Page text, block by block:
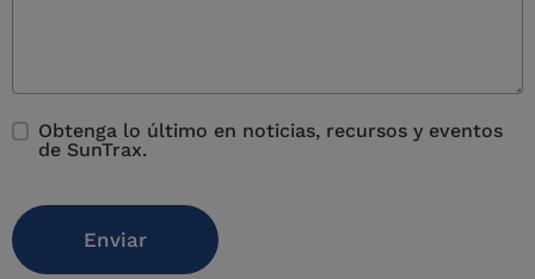
Inscribirse
Obtenga lo último en noticias, recursos y eventos
de SunTrax.